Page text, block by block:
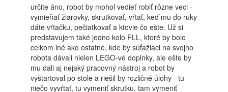
určite áno, robot by mohol vedieť robiť rôzne veci -
vymieňať žiarovky, skrutkovať, vŕtať, keď mu do ruky
dáte vŕtačku, pečiatkovať a ktovie čo ešte. Už si
predstavujem také jedno kolo FLL, ktoré by bolo
celkom iné ako ostatné, kde by súťažiaci na svojho
robota dávali nielen LEGO-vé doplnky, ale ešte by
mu dali aj nejaký pracovný nástroj a robot by
vyštartoval po stole a riešil by rozličné úlohy - tu
niečo vyvŕtať, tu vymeniť skrutku, tam vymeniť